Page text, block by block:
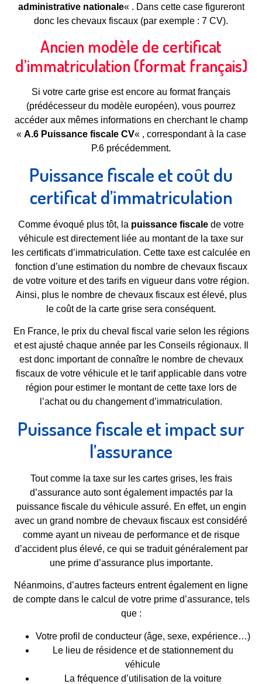
administrative nationale« . Dans cette case figureront
donc les chevaux fiscaux (par exemple : 7 CV).
Ancien modèle de certificat
d’immatriculation (format français)
Si votre carte grise est encore au format français
(prédécesseur du modèle européen), vous pourrez
accéder aux mêmes informations en cherchant le champ
« A.6 Puissance fiscale CV« , correspondant à la case
P.6 précédemment.
Puissance fiscale et coût du
certificat d’immatriculation
Comme évoqué plus tôt, la puissance fiscale de votre
véhicule est directement liée au montant de la taxe sur
les certificats d’immatriculation. Cette taxe est calculée en
fonction d’une estimation du nombre de chevaux fiscaux
de votre voiture et des tarifs en vigueur dans votre région.
Ainsi, plus le nombre de chevaux fiscaux est élevé, plus
le coût de la carte grise sera conséquent.
En France, le prix du cheval fiscal varie selon les régions
et est ajusté chaque année par les Conseils régionaux. Il
est donc important de connaître le nombre de chevaux
fiscaux de votre véhicule et le tarif applicable dans votre
région pour estimer le montant de cette taxe lors de
l’achat ou du changement d’immatriculation.
Puissance fiscale et impact sur
l’assurance
Tout comme la taxe sur les cartes grises, les frais
d’assurance auto sont également impactés par la
puissance fiscale du véhicule assuré. En effet, un engin
avec un grand nombre de chevaux fiscaux est considéré
comme ayant un niveau de performance et de risque
d’accident plus élevé, ce qui se traduit généralement par
une prime d’assurance plus importante.
Néanmoins, d’autres facteurs entrent également en ligne
de compte dans le calcul de votre prime d’assurance, tels
que :
Votre profil de conducteur (âge, sexe, expérience…)
Le lieu de résidence et de stationnement du
véhicule
La fréquence d’utilisation de la voiture